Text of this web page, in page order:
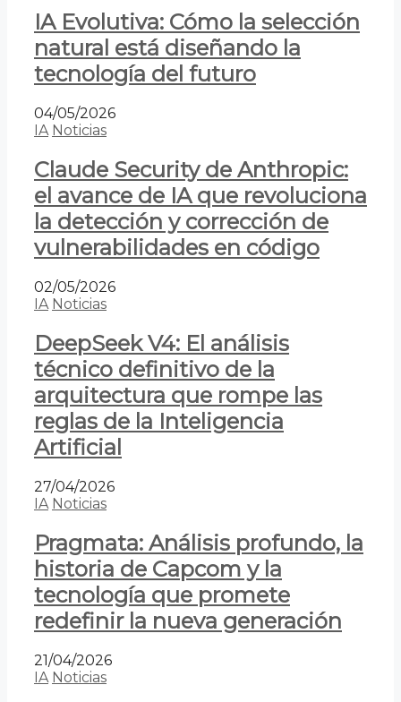
IA Evolutiva: Cómo la selección
natural está diseñando la
tecnología del futuro
04/05/2026
IA Noticias
Claude Security de Anthropic:
el avance de IA que revoluciona
la detección y corrección de
vulnerabilidades en código
02/05/2026
IA Noticias
DeepSeek V4: El análisis
técnico definitivo de la
arquitectura que rompe las
reglas de la Inteligencia
Artificial
27/04/2026
IA Noticias
Pragmata: Análisis profundo, la
historia de Capcom y la
tecnología que promete
redefinir la nueva generación
21/04/2026
IA Noticias